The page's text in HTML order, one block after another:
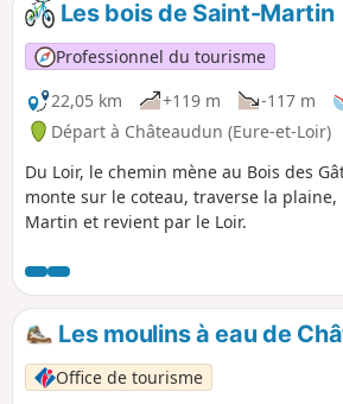
Les bois de Saint-Martin
Professionnel du tourisme
22,05 km
+119 m -117 m
Départ à Châteaudun (Eure-et-Loir)
Du Loir, le chemin mène au Bois des
monte sur le coteau, traverse la plaine,
Martin et revient par le Loir.
Les moulins à eau de
Office de tourisme